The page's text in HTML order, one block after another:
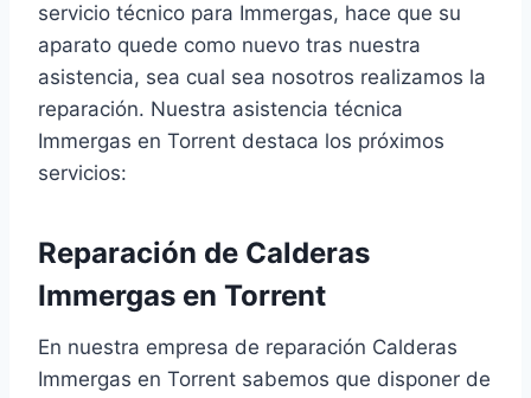
servicio técnico para Immergas, hace que su
aparato quede como nuevo tras nuestra
asistencia, sea cual sea nosotros realizamos la
reparación. Nuestra asistencia técnica
Immergas en Torrent destaca los próximos
servicios:
Reparación de Calderas
Immergas en Torrent
En nuestra empresa de reparación Calderas
Immergas en Torrent sabemos que disponer de